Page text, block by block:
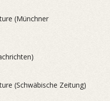
(Münchner
(Schwäbische Zeitung)